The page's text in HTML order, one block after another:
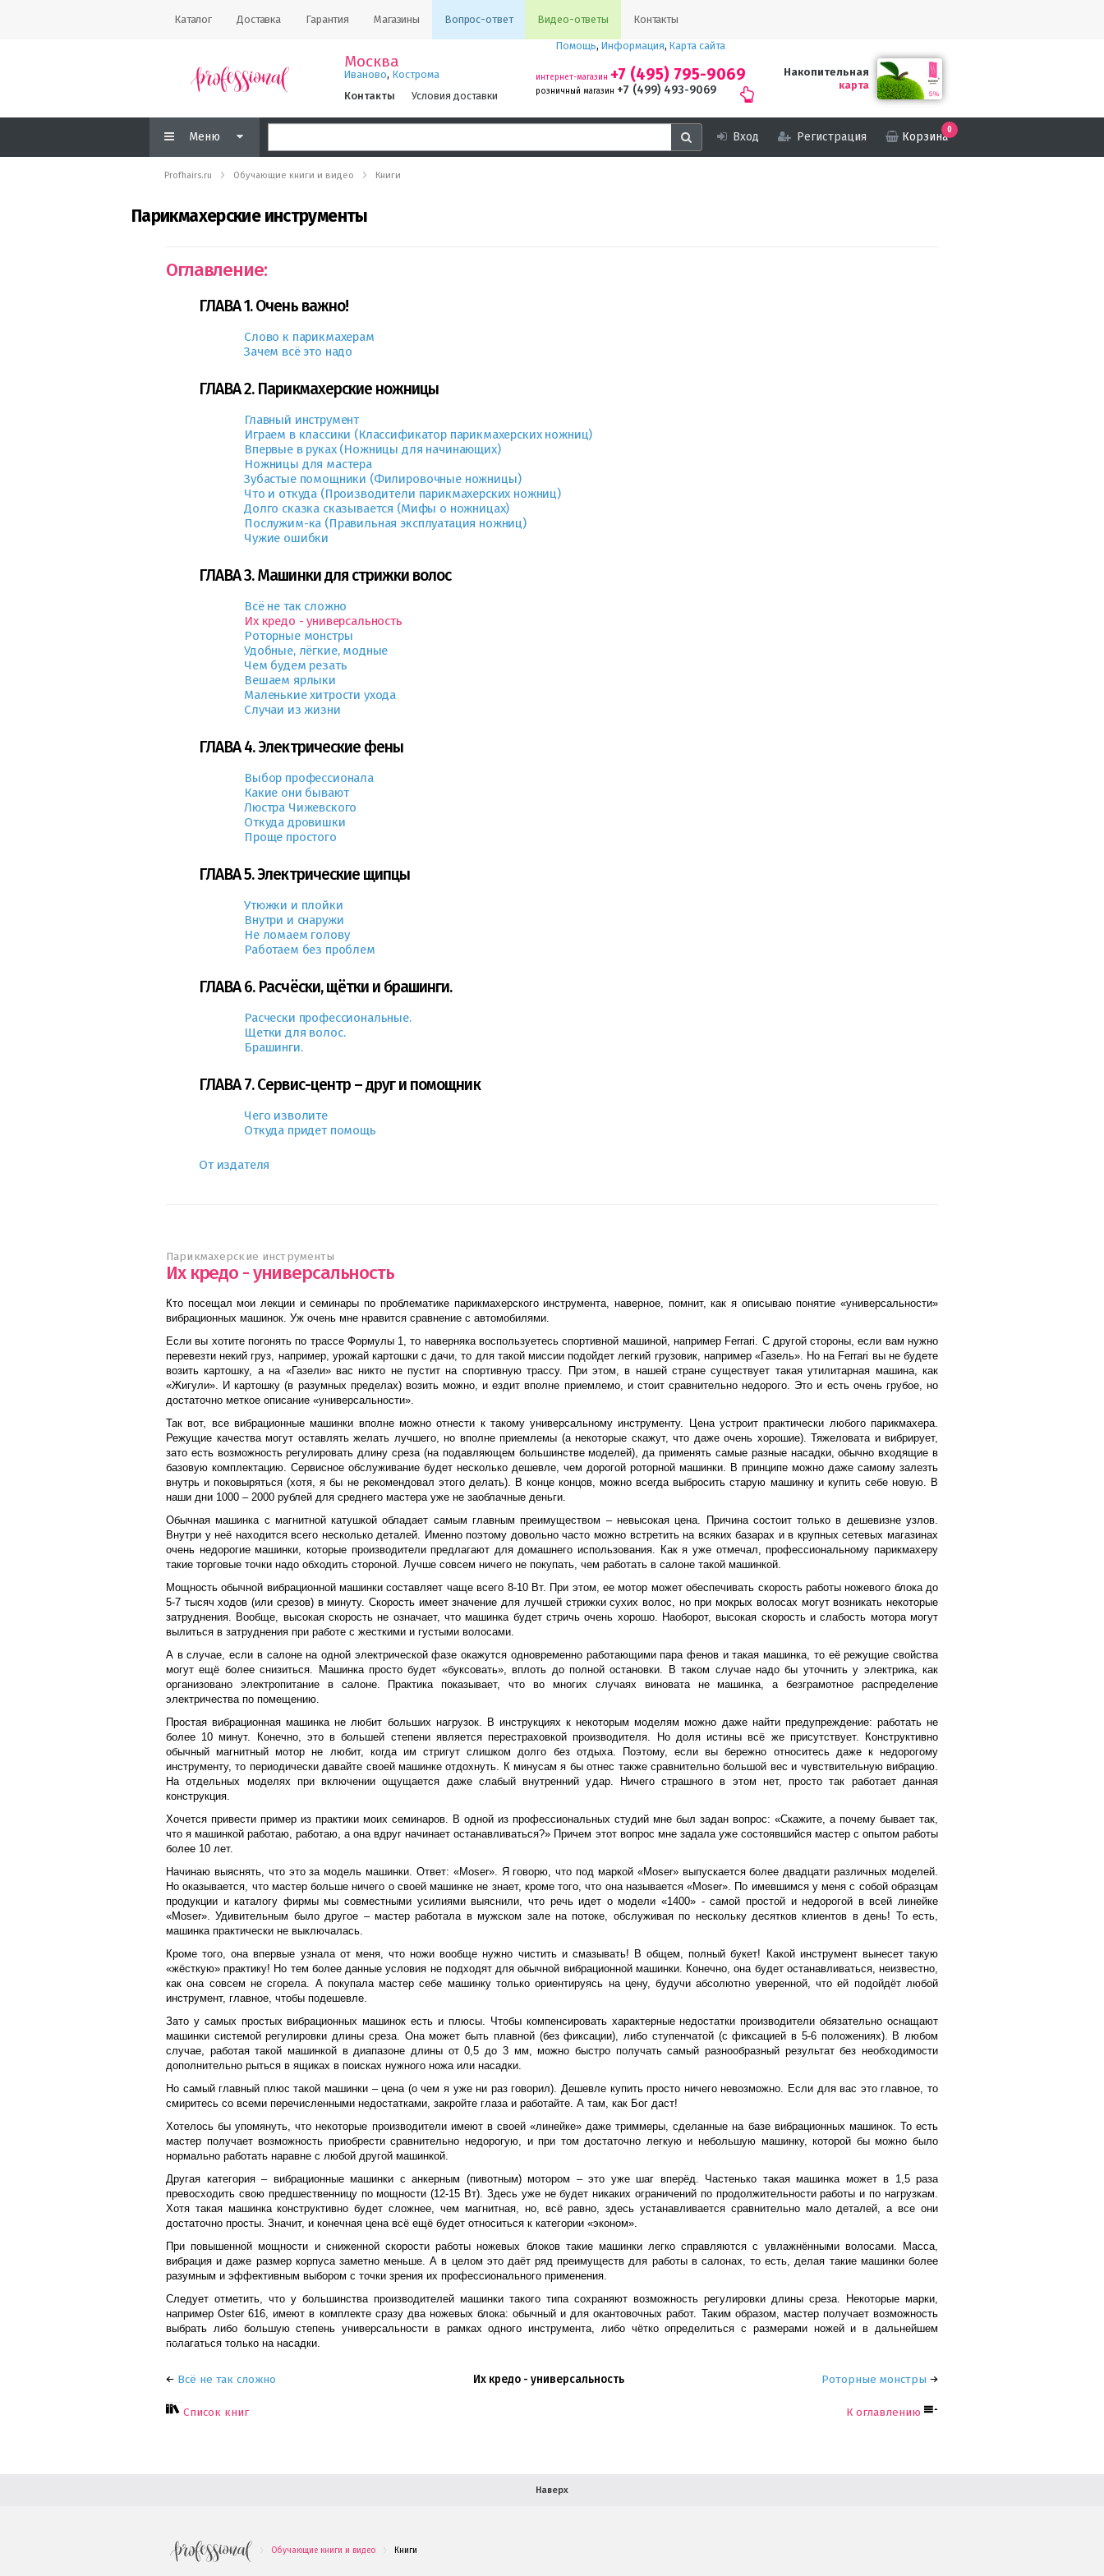
Каталог Доставка Гарантия Магазины Вопрос-ответ Видео-ответы Контакты
Москва
Иваново, Кострома
Контакты
Условия доставки
Помощь, Информация, Карта сайта
интернет-магазин +7 (495) 795-9069
розничный магазин +7 (499) 493-9069
Накопительная
карта
Меню Вход Регистрация Корзина
0
Profhairs.ru Обучающие книги и видео Книги
Парикмахерские инструменты
Оглавление:
ГЛАВА 1. Очень важно!
Слово к парикмахерам
Зачем всё это надо
ГЛАВА 2. Парикмахерские ножницы
Главный инструмент
Играем в классики (Классификатор парикмахерских ножниц)
Впервые в руках (Ножницы для начинающих)
Ножницы для мастера
Зубастые помощники (Филировочные ножницы)
Что и откуда (Производители парикмахерских ножниц)
Долго сказка сказывается (Мифы о ножницах)
Послужим-ка (Правильная эксплуатация ножниц)
Чужие ошибки
ГЛАВА 3. Машинки для стрижки волос
Всё не так сложно
Их кредо - универсальность
Роторные монстры
Удобные, лёгкие, модные
Чем будем резать
Вешаем ярлыки
Маленькие хитрости ухода
Случаи из жизни
ГЛАВА 4. Электрические фены
Выбор профессионала
Какие они бывают
Люстра Чижевского
Откуда дровишки
Проще простого
ГЛАВА 5. Электрические щипцы
Утюжки и плойки
Внутри и снаружи
Не ломаем голову
Работаем без проблем
ГЛАВА 6. Расчёски, щётки и брашинги.
Расчески профессиональные.
Щетки для волос.
Брашинги.
ГЛАВА 7. Сервис-центр – друг и помощник
Чего изволите
Откуда придет помощь
От издателя
Парикмахерские инструменты
Их кредо - универсальность
Кто посещал мои лекции и семинары по проблематике парикмахерского инструмента, наверное, помнит, как я описываю понятие «универсальности»
вибрационных машинок. Уж очень мне нравится сравнение с автомобилями.
Если вы хотите погонять по трассе Формулы 1, то наверняка воспользуетесь спортивной машиной, например Ferrari. С другой стороны, если вам нужно
перевезти некий груз, например, урожай картошки с дачи, то для такой миссии подойдет легкий грузовик, например «Газель». Но на Ferrari вы не будете
возить картошку, а на «Газели» вас никто не пустит на спортивную трассу. При этом, в нашей стране существует такая утилитарная машина, как
«Жигули». И картошку (в разумных пределах) возить можно, и ездит вполне приемлемо, и стоит сравнительно недорого. Это и есть очень грубое, но
достаточно меткое описание «универсальности».
Так вот, все вибрационные машинки вполне можно отнести к такому универсальному инструменту. Цена устроит практически любого парикмахера.
Режущие качества могут оставлять желать лучшего, но вполне приемлемы (а некоторые скажут, что даже очень хорошие). Тяжеловата и вибрирует,
зато есть возможность регулировать длину среза (на подавляющем большинстве моделей), да применять самые разные насадки, обычно входящие в
базовую комплектацию. Сервисное обслуживание будет несколько дешевле, чем дорогой роторной машинки. В принципе можно даже самому залезть
внутрь и поковыряться (хотя, я бы не рекомендовал этого делать). В конце концов, можно всегда выбросить старую машинку и купить себе новую. В
наши дни 1000 – 2000 рублей для среднего мастера уже не заоблачные деньги.
Обычная машинка с магнитной катушкой обладает самым главным преимуществом – невысокая цена. Причина состоит только в дешевизне узлов.
Внутри у неё находится всего несколько деталей. Именно поэтому довольно часто можно встретить на всяких базарах и в крупных сетевых магазинах
очень недорогие машинки, которые производители предлагают для домашнего использования. Как я уже отмечал, профессиональному парикмахеру
такие торговые точки надо обходить стороной. Лучше совсем ничего не покупать, чем работать в салоне такой машинкой.
Мощность обычной вибрационной машинки составляет чаще всего 8-10 Вт. При этом, ее мотор может обеспечивать скорость работы ножевого блока до
5-7 тысяч ходов (или срезов) в минуту. Скорость имеет значение для лучшей стрижки сухих волос, но при мокрых волосах могут возникать некоторые
затруднения. Вообще, высокая скорость не означает, что машинка будет стричь очень хорошо. Наоборот, высокая скорость и слабость мотора могут
вылиться в затруднения при работе с жесткими и густыми волосами.
А в случае, если в салоне на одной электрической фазе окажутся одновременно работающими пара фенов и такая машинка, то её режущие свойства
могут ещё более снизиться. Машинка просто будет «буксовать», вплоть до полной остановки. В таком случае надо бы уточнить у электрика, как
организовано электропитание в салоне. Практика показывает, что во многих случаях виновата не машинка, а безграмотное распределение
электричества по помещению.
Простая вибрационная машинка не любит больших нагрузок. В инструкциях к некоторым моделям можно даже найти предупреждение: работать не
более 10 минут. Конечно, это в большей степени является перестраховкой производителя. Но доля истины всё же присутствует. Конструктивно
обычный магнитный мотор не любит, когда им стригут слишком долго без отдыха. Поэтому, если вы бережно относитесь даже к недорогому
инструменту, то периодически давайте своей машинке отдохнуть. К минусам я бы отнес также сравнительно большой вес и чувствительную вибрацию.
На отдельных моделях при включении ощущается даже слабый внутренний удар. Ничего страшного в этом нет, просто так работает данная
конструкция.
Хочется привести пример из практики моих семинаров. В одной из профессиональных студий мне был задан вопрос: «Скажите, а почему бывает так,
что я машинкой работаю, работаю, а она вдруг начинает останавливаться?» Причем этот вопрос мне задала уже состоявшийся мастер с опытом работы
более 10 лет.
Начинаю выяснять, что это за модель машинки. Ответ: «Moser». Я говорю, что под маркой «Moser» выпускается более двадцати различных моделей.
Но оказывается, что мастер больше ничего о своей машинке не знает, кроме того, что она называется «Moser». По имевшимся у меня с собой образцам
продукции и каталогу фирмы мы совместными усилиями выяснили, что речь идет о модели «1400» - самой простой и недорогой в всей линейке
«Moser». Удивительным было другое – мастер работала в мужском зале на потоке, обслуживая по нескольку десятков клиентов в день! То есть,
машинка практически не выключалась.
Кроме того, она впервые узнала от меня, что ножи вообще нужно чистить и смазывать! В общем, полный букет! Какой инструмент вынесет такую
«жёсткую» практику! Но тем более данные условия не подходят для обычной вибрационной машинки. Конечно, она будет останавливаться, неизвестно,
как она совсем не сгорела. А покупала мастер себе машинку только ориентируясь на цену, будучи абсолютно уверенной, что ей подойдёт любой
инструмент, главное, чтобы подешевле.
Зато у самых простых вибрационных машинок есть и плюсы. Чтобы компенсировать характерные недостатки производители обязательно оснащают
машинки системой регулировки длины среза. Она может быть плавной (без фиксации), либо ступенчатой (с фиксацией в 5-6 положениях). В любом
случае, работая такой машинкой в диапазоне длины от 0,5 до 3 мм, можно быстро получать самый разнообразный результат без необходимости
дополнительно рыться в ящиках в поисках нужного ножа или насадки.
Но самый главный плюс такой машинки – цена (о чем я уже ни раз говорил). Дешевле купить просто ничего невозможно. Если для вас это главное, то
смиритесь со всеми перечисленными недостатками, закройте глаза и работайте. А там, как Бог даст!
Хотелось бы упомянуть, что некоторые производители имеют в своей «линейке» даже триммеры, сделанные на базе вибрационных машинок. То есть
мастер получает возможность приобрести сравнительно недорогую, и при том достаточно легкую и небольшую машинку, которой бы можно было
нормально работать наравне с любой другой машинкой.
Другая категория – вибрационные машинки с анкерным (пивотным) мотором – это уже шаг вперёд. Частенько такая машинка может в 1,5 раза
превосходить свою предшественницу по мощности (12-15 Вт). Здесь уже не будет никаких ограничений по продолжительности работы и по нагрузкам.
Хотя такая машинка конструктивно будет сложнее, чем магнитная, но, всё равно, здесь устанавливается сравнительно мало деталей, а все они
достаточно просты. Значит, и конечная цена всё ещё будет относиться к категории «эконом».
При повышенной мощности и сниженной скорости работы ножевых блоков такие машинки легко справляются с увлажнёнными волосами. Масса,
вибрация и даже размер корпуса заметно меньше. А в целом это даёт ряд преимуществ для работы в салонах, то есть, делая такие машинки более
разумным и эффективным выбором с точки зрения их профессионального применения.
Следует отметить, что у большинства производителей машинки такого типа сохраняют возможность регулировки длины среза. Некоторые марки,
напримерOster616, имеют в комплекте сразу два ножевых блока: обычный и для окантовочных работ. Таким образом, мастер получает возможность
выбрать либо большую степень универсальности в рамках одного инструмента, либо чётко определиться с размерами ножей и в дальнейшем
полагаться только на насадки.
Всё не так сложно Их кредо - универсальность Роторные монстры
Список книг К оглавлению
Наверх
. Обучающие книги и видео . Книги